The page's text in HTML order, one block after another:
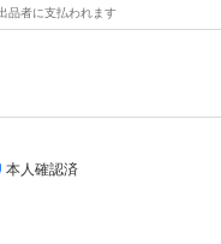
品者に支払われます
本人確認済